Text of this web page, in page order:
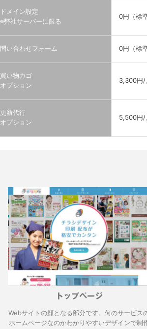
ドメイン設定
※弊社サーバーに限る
0円（標
問い合わせフォーム 0円（標
買い物カゴ
オプション
3,300円/
更新代行
オプション
5,500円/
トップページ
Webサイトの顔となる部分です。何のサービス
ホームページなのかわかりやすいデザインで制